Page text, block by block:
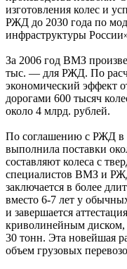
изготовления колес и
РЖД до 2030 года по
инфраструктуры
За 2006 год ВМЗ
тыс. — для РЖД. По
экономический эффект
дорогами 600 тысяч
около 4 млрд. рублей.
По соглашению с РЖД в
выполнила поставки
составляют колеса с
специалистов ВМЗ и
заключается в более
вместо 6-7 лет у
и завершается
криволинейным
30 тонн. Эта новейшая
объем грузовых